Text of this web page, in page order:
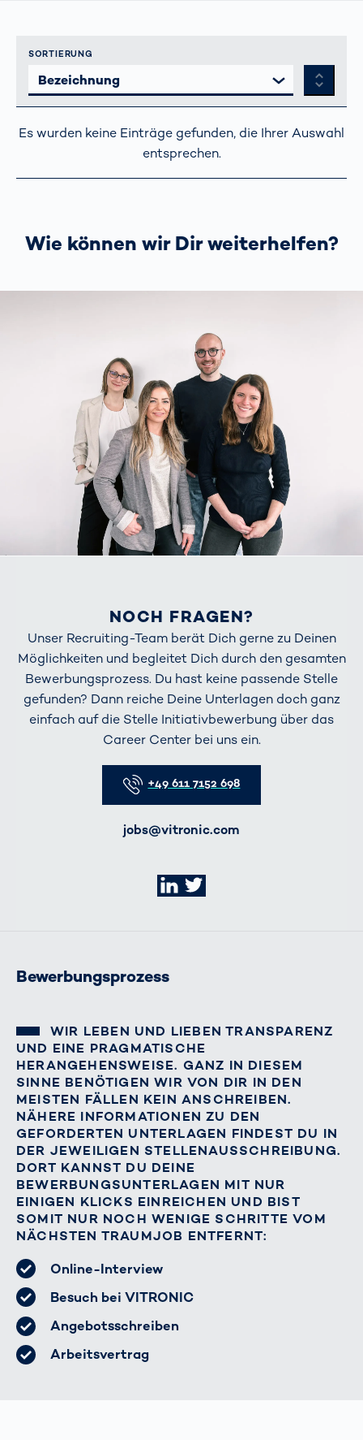
SORTIERUNG
↓↑
Es wurden keine Einträge gefunden, die Ihrer Auswahl
entsprechen.
Wie können wir Dir weiterhelfen?
NOCH FRAGEN?
Unser Recruiting-Team berät Dich gerne zu Deinen
Möglichkeiten und begleitet Dich durch den gesamten
Bewerbungsprozess. Du hast keine passende Stelle
gefunden? Dann reiche Deine Unterlagen doch ganz
einfach auf die Stelle Initiativbewerbung über das
Career Center bei uns ein.
+49 611 7152 698
jobs@vitronic.com
Bewerbungsprozess
WIR LEBEN UND LIEBEN TRANSPARENZ
UND EINE PRAGMATISCHE
HERANGEHENSWEISE. GANZ IN DIESEM
SINNE BENÖTIGEN WIR VON DIR IN DEN
MEISTEN FÄLLEN KEIN ANSCHREIBEN.
NÄHERE INFORMATIONEN ZU DEN
GEFORDERTEN UNTERLAGEN FINDEST DU IN
DER JEWEILIGEN STELLENAUSSCHREIBUNG.
DORT KANNST DU DEINE
BEWERBUNGSUNTERLAGEN MIT NUR
EINIGEN KLICKS EINREICHEN UND BIST
SOMIT NUR NOCH WENIGE SCHRITTE VOM
NÄCHSTEN TRAUMJOB ENTFERNT:
Online-Interview
Besuch bei VITRONIC
Angebotsschreiben
Arbeitsvertrag